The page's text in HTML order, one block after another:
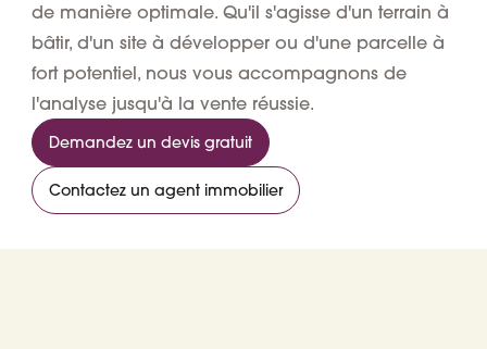
de manière optimale. Qu'il s'agisse d'un terrain à
bâtir, d'un site à développer ou d'une parcelle à
fort potentiel, nous vous accompagnons de
l'analyse jusqu'à la vente réussie.
Demandez un devis gratuit
Contactez un agent immobilier